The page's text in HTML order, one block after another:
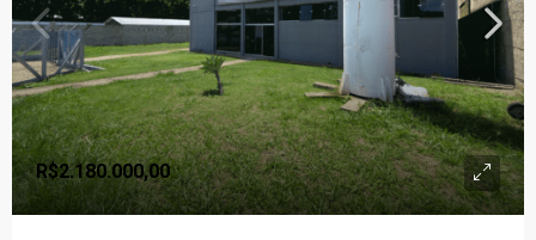
R$2.180.000,00